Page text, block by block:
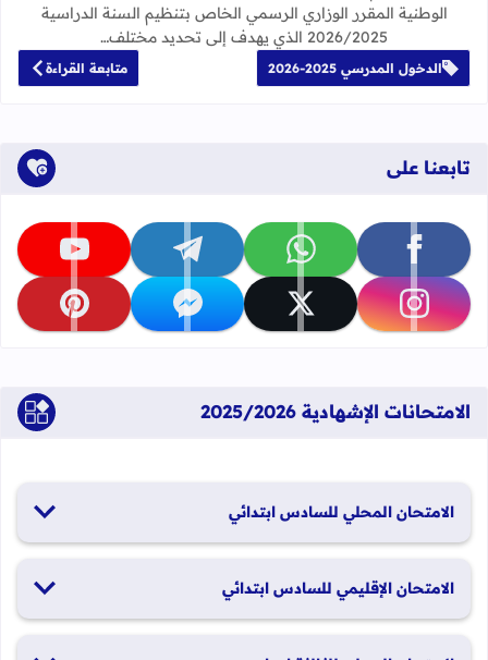
الوطنية المقرر الوزاري الرسمي الخاص بتنظيم السنة الدراسية
2026/2025 الذي يهدف إلى تحديد مختلف…
الدخول المدرسي 2025-2026 متابعة القراءة
تابعنا على
تابعنا على facebook تابعنا على whatsapp تابعنا على telegram تابعنا على youtube
تابعنا على instagram تابعنا على x تابعنا على messenger تابعنا على pinterest
الامتحانات الإشهادية 2025/2026
الامتحان المحلي للسادس ابتدائي
الامتحان الإقليمي للسادس ابتدائي